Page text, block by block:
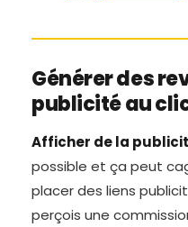
Générer des
publicité au
Afficher de la
possible et ça peut
placer des liens
perçois une